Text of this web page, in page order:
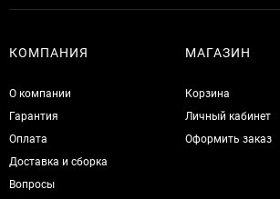
КОМПАНИЯ
О компании
Гарантия
Оплата
Доставка и сборка
Вопросы
МАГАЗИН
Корзина
Личный кабинет
Оформить заказ